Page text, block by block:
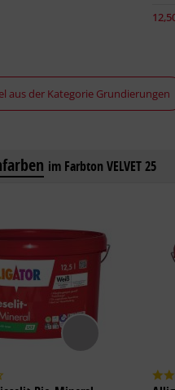
aus der Kategorie Grundierungen
im Farbton VELVET 25